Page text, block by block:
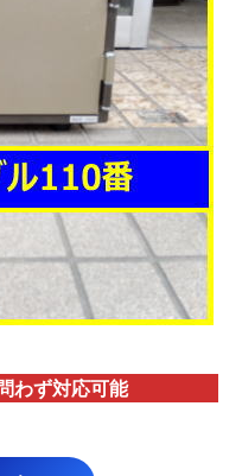
わず対応可能